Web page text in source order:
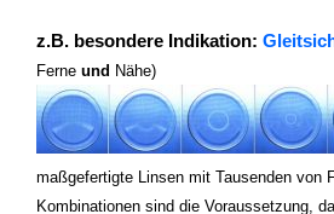
z.B. besondere Indikation:
Ferne und Nähe)
maßgefertigte Linsen mit Tausenden von
Kombinationen sind die Voraussetzung,